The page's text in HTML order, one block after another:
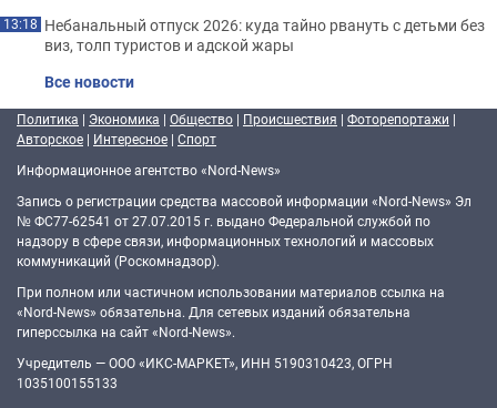
13:18 Небанальный отпуск 2026: куда тайно рвануть с детьми без
виз, толп туристов и адской жары
Все новости
Политика | Экономика | Общество | Происшествия | Фоторепортажи |
Авторское | Интересное | Спорт
Информационное агентство «Nord-News»
Запись о регистрации средства массовой информации «Nord-News» Эл
№ ФС77-62541 от 27.07.2015 г. выдано Федеральной службой по
надзору в сфере связи, информационных технологий и массовых
коммуникаций (Роскомнадзор).
При полном или частичном использовании материалов ссылка на
«Nord-News» обязательна. Для сетевых изданий обязательна
гиперссылка на сайт «Nord-News».
Учредитель — ООО «ИКС-МАРКЕТ», ИНН 5190310423, ОГРН
1035100155133